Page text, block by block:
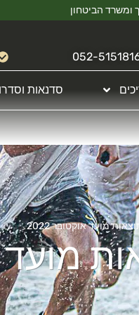
ומשרד הביטחון
052-
סדנאות
מועד אוקטובר 2022
מועד